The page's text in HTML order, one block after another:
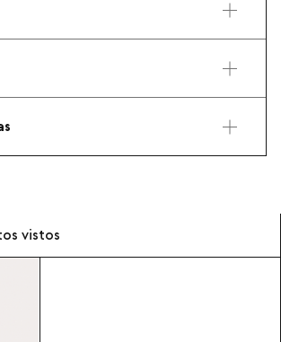
vistos